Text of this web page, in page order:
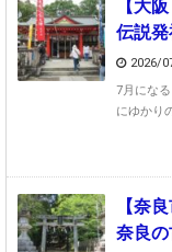
【大
伝説
2026/
7月にな
にゆかり
【奈
奈良